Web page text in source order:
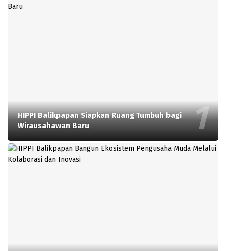
HIPPI Balikpapan Siapkan Ruang Tumbuh bagi
Wirausahawan Baru